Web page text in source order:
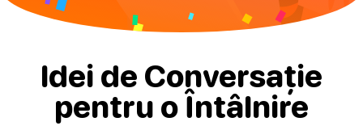
Idei de Conversație
pentru o Întâlnire